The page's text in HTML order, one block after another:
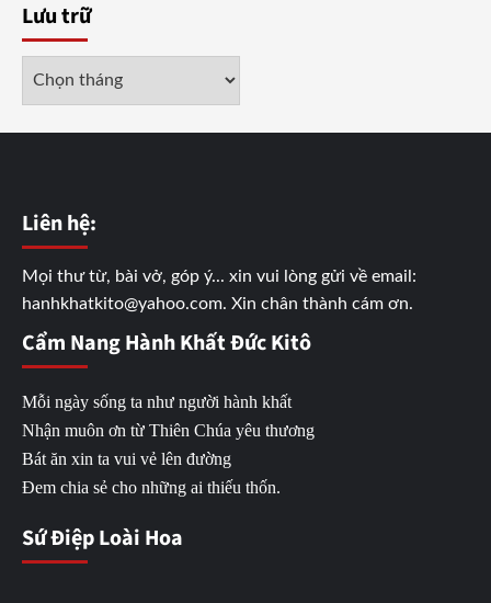
Lưu trữ
Liên hệ:
Mọi thư từ, bài vở, góp ý... xin vui lòng gửi về email:
hanhkhatkito@yahoo.com. Xin chân thành cám ơn.
Cẩm Nang Hành Khất Đức Kitô
Mỗi ngày sống ta như người hành khất
Nhận muôn ơn từ Thiên Chúa yêu thương
Bát ăn xin ta vui vẻ lên đường
Đem chia sẻ cho những ai thiếu thốn.
Sứ Điệp Loài Hoa